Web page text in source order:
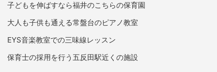
子どもを伸ばすなら福井のこちらの保育園
大人も子供も通える常盤台のピアノ教室
EYS音楽教室での三味線レッスン
保育士の採用を行う五反田駅近くの施設